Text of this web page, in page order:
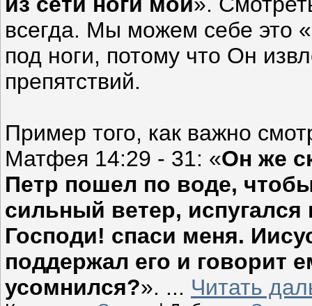
всегда. Мы можем себе это
под ноги, потому что Он
препятствий.
Пример того, как важно
Матфея 14:29 - 31: «Он же
Петр пошел по воде,
сильный ветер, испугался
Господи! спаси меня.
поддержал его и говорит
усомнился?». ... Читать